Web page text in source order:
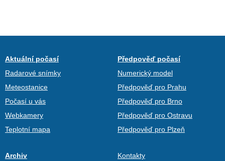
Aktuální počasí
Radarové snímky
Meteostanice
Počasí u vás
Webkamery
Teplotní mapa
Předpověď počasí
Numerický model
Předpověď pro Prahu
Předpověď pro Brno
Předpověď pro Ostravu
Předpověď pro Plzeň
Archiv
Kontakty